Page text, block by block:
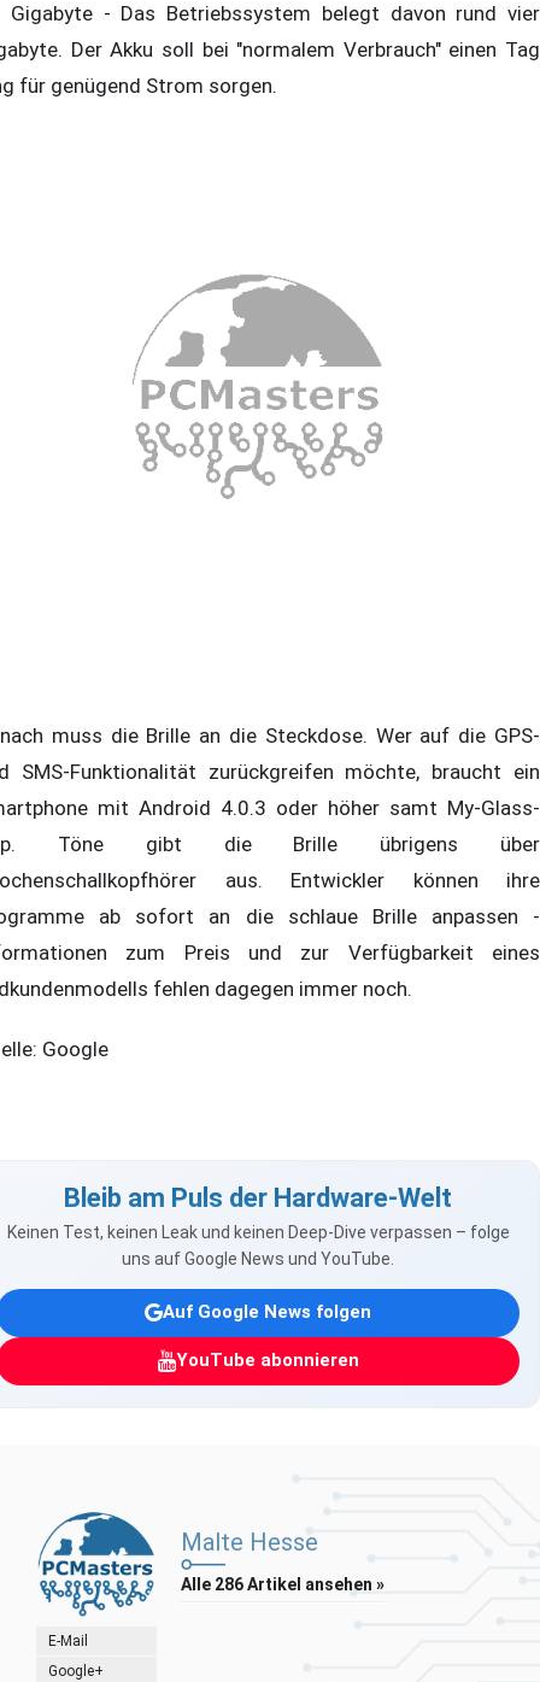
Gigabyte - Das Betriebssystem belegt davon rund vier
Der Akku soll bei "normalem Verbrauch" einen Tag
für genügend Strom sorgen.
muss die Brille an die Steckdose. Wer auf die GPS-
SMS-Funktionalität zurückgreifen möchte, braucht ein
mit Android 4.0.3 oder höher samt My-Glass-
Töne gibt die Brille übrigens über
aus. Entwickler können ihre
ab sofort an die schlaue Brille anpassen -
zum Preis und zur Verfügbarkeit eines
fehlen dagegen immer noch.
Google
Bleib am Puls der Hardware-Welt
Keinen Test, keinen Leak und keinen Deep-Dive verpassen – folge
uns auf Google News und YouTube.
Auf Google News folgen
YouTube abonnieren
E-Mail
Google+
Malte Hesse
Alle 286 Artikel ansehen »